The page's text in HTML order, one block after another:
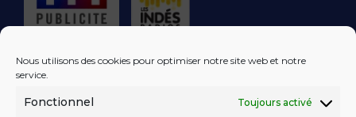
Nous utilisons des cookies pour optimiser notre site web et notre
service.
Fonctionnel Toujours activé
RÉGIE PUBLICITAIRE
LES EXCLUS
DANS VOTRE